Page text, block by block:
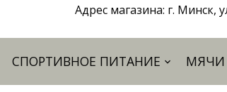
Адрес магазина: г. Минск,
СПОРТИВНОЕ ПИТАНИЕ МЯЧИ